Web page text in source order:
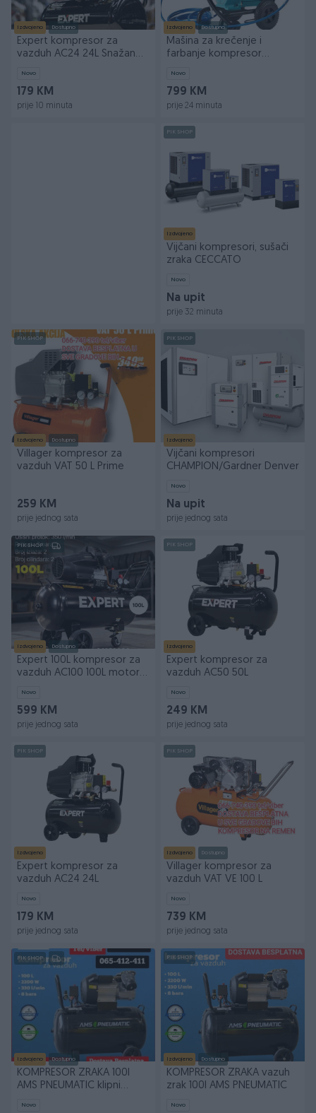
Izdvojeno Dostupno
Expert kompresor za
vazduh AC24 24L Snažan
Novo
179 KM
prije 10 minuta
Izdvojeno Dostupno
Mašina za krečenje i
farbanje kompresor
Novo
799 KM
prije 24 minuta
PIK SHOP
Izdvojeno
Vijčani kompresori, sušači
zraka CECCATO
Novo
Na upit
prije 32 minuta
PIK SHOP
Izdvojeno Dostupno
Villager kompresor za
vazduh VAT 50 L Prime
259 KM
prije jednog sata
PIK SHOP
Izdvojeno
Vijčani kompresori
CHAMPION/Gardner Denver
Novo
Na upit
prije jednog sata
PIK SHOP
Izdvojeno Dostupno
Expert 100L kompresor za
vazduh AC100 100L motor
Novo
599 KM
prije jednog sata
PIK SHOP
Izdvojeno
Expert kompresor za
vazduh AC50 50L
Novo
249 KM
prije jednog sata
PIK SHOP
Izdvojeno
Expert kompresor za
vazduh AC24 24L
Novo
179 KM
prije jednog sata
PIK SHOP
Izdvojeno Dostupno
Villager kompresor za
vazduh VAT VE 100 L
Novo
739 KM
prije jednog sata
PIK SHOP
Izdvojeno Dostupno
KOMPRESOR ZRAKA 100l
AMS PNEUMATIC klipni
Novo
PIK SHOP
Izdvojeno Dostupno
KOMPRESOR ZRAKA vazuh
zrak 100l AMS PNEUMATIC
Novo